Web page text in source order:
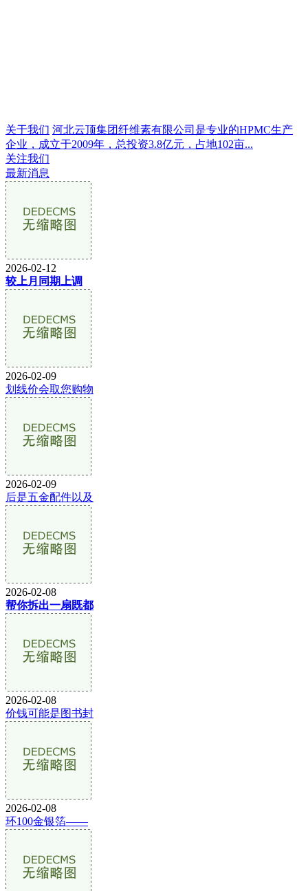
关于我们 河北云顶集团纤维素有限公司是专业的HPMC生产
企业，成立于2009年，总投资3.8亿元，占地102亩...
关注我们
最新消息
2026-02-12
较上月同期上调
2026-02-09
划线价会取您购物
2026-02-09
后是五金配件以及
2026-02-08
帮你拆出一扇既都
2026-02-08
价钱可能是图书封
2026-02-08
环100金银箔——